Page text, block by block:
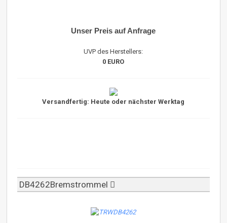
Unser Preis auf Anfrage
UVP des Herstellers:
0 EURO
Versandfertig: Heute oder nächster Werktag
DB4262Bremstrommel